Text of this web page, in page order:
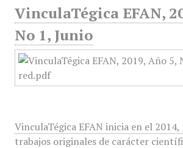
VinculaTégica EFAN,
No 1, Junio
VinculaTégica EFAN inicia en el
trabajos originales de carácter